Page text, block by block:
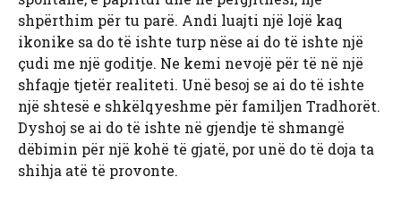
shpërthim për tu parë. Andi luajti një lojë kaq
ikonike sa do të ishte turp nëse ai do të ishte një
çudi me një goditje. Ne kemi nevojë për të në një
shfaqje tjetër realiteti. Unë besoj se ai do të ishte
një shtesë e shkëlqyeshme për familjen Tradhorët.
Dyshoj se ai do të ishte në gjendje të shmangë
dëbimin për një kohë të gjatë, por unë do të doja ta
shihja atë të provonte.